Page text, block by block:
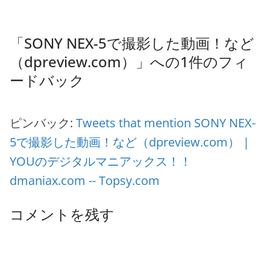
「SONY NEX-5で撮影した動画！など
（dpreview.com）
」への1件のフィ
ードバック
ピンバック: Tweets that mention SONY NEX-
5で撮影した動画！など（dpreview.com） |
YOUのデジタルマニアックス！！
dmaniax.com -- Topsy.com
コメントを残す